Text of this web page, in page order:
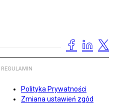
REGULAMIN
Polityka Prywatności
Zmiana ustawień zgód